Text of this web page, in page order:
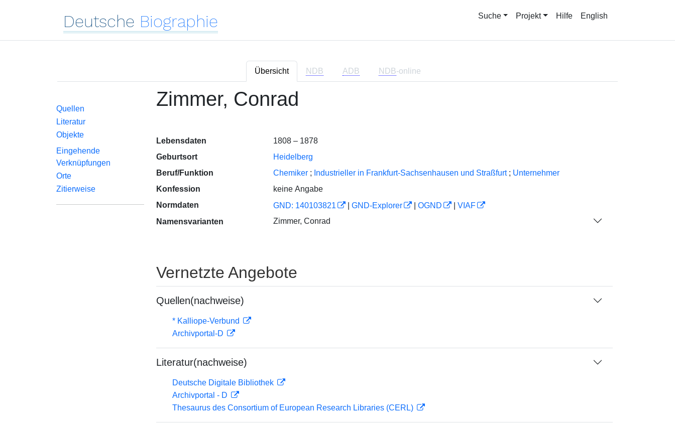
Deutsche Biographie Suche Projekt Hilfe English
Übersicht NDB ADB NDB-online
Quellen
Literatur
Objekte
Eingehende
Verknüpfungen
Orte
Zitierweise
Zimmer, Conrad
Lebensdaten
1808 – 1878
Geburtsort
Heidelberg
Beruf/Funktion
Chemiker ; Industrieller in Frankfurt-Sachsenhausen und Straßfurt ; Unternehmer
Konfession
keine Angabe
Normdaten
GND: 140103821 GND-Explorer OGND
VIAF
Namensvarianten
Zimmer, Conrad
Vernetzte Angebote
Quellen(nachweise)
* Kalliope-Verbund
Archivportal-D
Literatur(nachweise)
Deutsche Digitale Bibliothek
Archivportal - D
Thesaurus des Consortium of European Research Libraries (CERL)